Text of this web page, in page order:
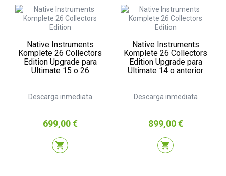
Native Instruments
Komplete 26 Collectors
Edition Upgrade para
Ultimate 15 o 26
Descarga inmediata
Precio
699,00 €
shopping_cart
Native Instruments
Komplete 26 Collectors
Edition Upgrade para
Ultimate 14 o anterior
Descarga inmediata
Precio
899,00 €
shopping_cart